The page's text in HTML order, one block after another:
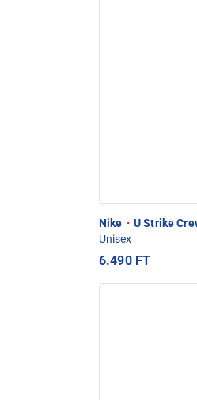
Nike · U Strike
Unisex
6.490 FT